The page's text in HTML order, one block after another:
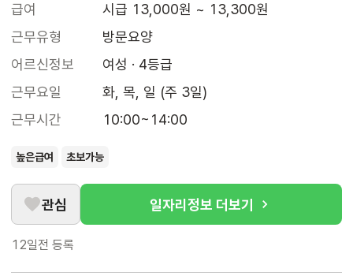
급여
시급 13,000원 ~ 13,300원
근무유형
방문요양
어르신정보
여성 · 4등급
근무요일
화, 목, 일 (주 3일)
근무시간
10:00~14:00
높은급여 초보가능
관심 일자리정보 더보기
12일전 등록